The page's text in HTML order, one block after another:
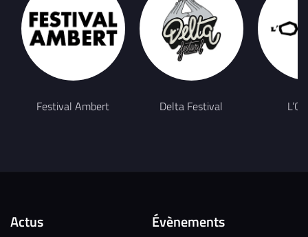
Festival Ambert Delta Festival
Actus Évènements